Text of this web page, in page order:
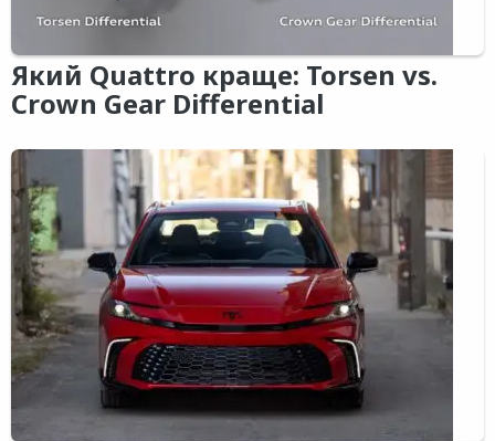
Який Quattro краще: Torsen vs.
Crown Gear Differential